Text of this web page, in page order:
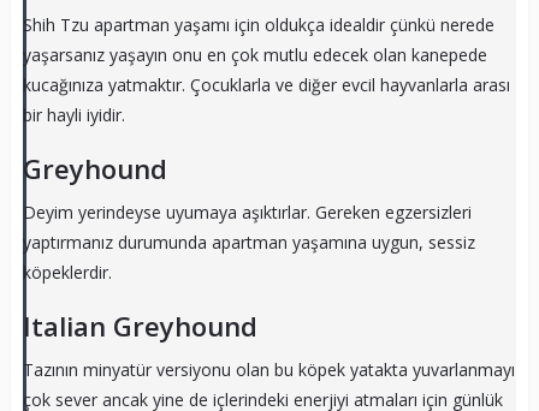
Shih Tzu apartman yaşamı için oldukça idealdir çünkü nerede
yaşarsanız yaşayın onu en çok mutlu edecek olan kanepede
kucağınıza yatmaktır. Çocuklarla ve diğer evcil hayvanlarla arası
bir hayli iyidir.
Greyhound
Deyim yerindeyse uyumaya aşıktırlar. Gereken egzersizleri
yaptırmanız durumunda apartman yaşamına uygun, sessiz
köpeklerdir.
Italian Greyhound
Tazının minyatür versiyonu olan bu köpek yatakta yuvarlanmayı
çok sever ancak yine de içlerindeki enerjiyi atmaları için günlük